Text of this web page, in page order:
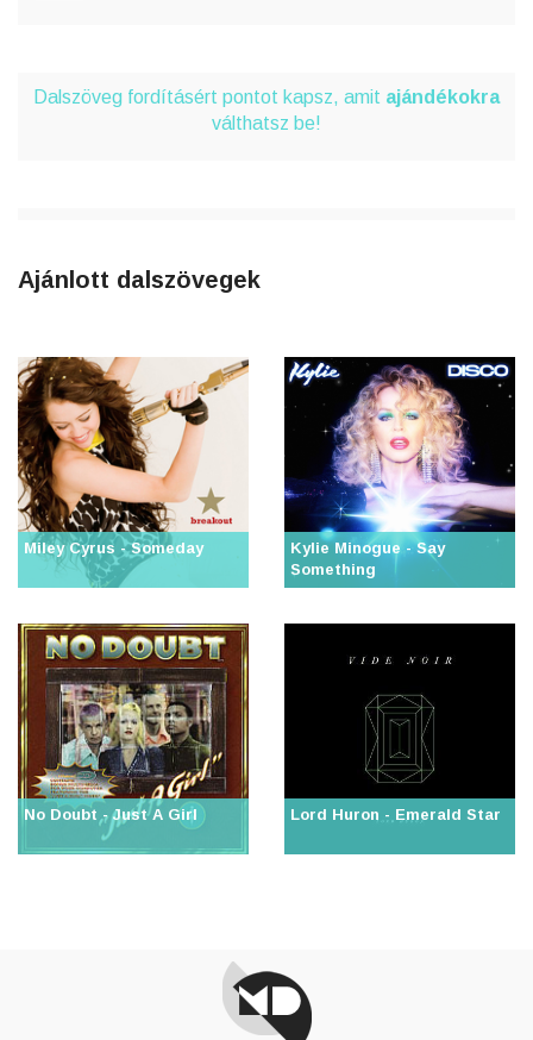
Dalszöveg fordításért pontot kapsz, amit ajándékokra
válthatsz be!
Ajánlott dalszövegek
Miley Cyrus - Someday
Kylie Minogue - Say
Something
No Doubt - Just A Girl Lord Huron - Emerald Star